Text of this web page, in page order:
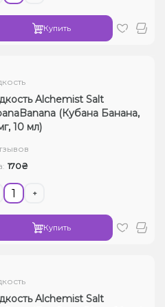
Купить
Alchemist Salt
(Кубана Банана,
10 мл)
170₴
+
Купить
Alchemist Salt